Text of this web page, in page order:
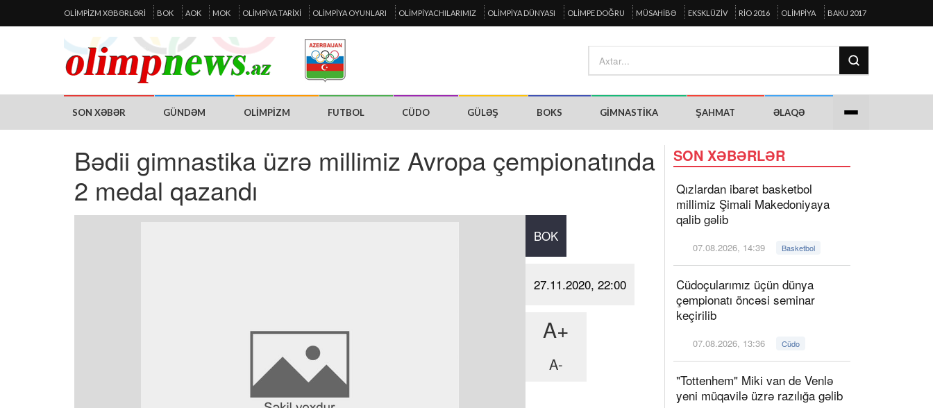
OLIMPIZM XƏBƏRLƏRI BOK AOK MOK OLIMPIYA TARIXI OLIMPIYA OYUNLARI OLIMPIYACHILARIMIZ OLIMPIYA DÜNYASI OLIMPE DOĞRU MÜSAHIBƏ EKSKLÜZIV RIO 2016 OLIMPIYA BAKU 2017
SON XƏBƏR GÜNDƏM OLIMPIZM FUTBOL CÜDO GÜLƏŞ BOKS GIMNASTIKA ŞAHMAT ƏLAQƏ
Bədii gimnastika üzrə millimiz Avropa çempionatında
2 medal qazandı
BOK
27.11.2020, 22:00
A+
A-
SON XƏBƏRLƏR
Qızlardan ibarət basketbol
millimiz Şimali Makedoniyaya
qalib gəlib
07.08.2026, 14:39 Basketbol
Cüdoçularımız üçün dünya
çempionatı öncəsi seminar
keçirilib
07.08.2026, 13:36 Cüdo
"Tottenhem" Miki van de Venlə
yeni müqavilə üzrə razılığa gəlib